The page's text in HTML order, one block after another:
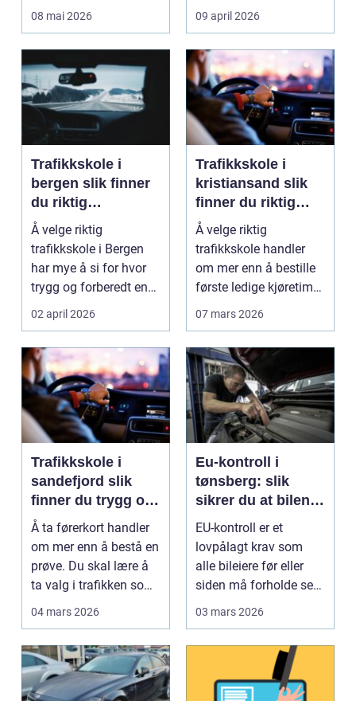
får et ekstra lag m...
08 mai 2026
verdifall og dy...
09 april 2026
Trafikkskole i
bergen slik finner
du riktig
opplæring til
førerkortet
Å velge riktig
trafikkskole i Bergen
har mye å si for hvor
trygg og forberedt en
elev føler seg når ...
02 april 2026
Trafikkskole i
kristiansand slik
finner du riktig
opplæring
Å velge riktig
trafikkskole handler
om mer enn å bestille
første ledige kjøretime.
For mange er føre...
07 mars 2026
Trafikkskole i
sandefjord slik
finner du trygg og
effektiv opplæring
Å ta førerkort handler
om mer enn å bestå en
prøve. Du skal lære å
ta valg i trafikken som
påvirker ...
04 mars 2026
Eu-kontroll i
tønsberg: slik
sikrer du at bilen
går gjennom
EU-kontroll er et
lovpålagt krav som
alle bileiere før eller
siden må forholde seg
til. For mange bl...
03 mars 2026